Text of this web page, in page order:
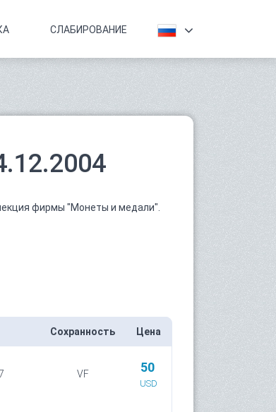
СЛАБИРОВАНИЕ
фирмы "Монеты и медали".
Сохранность Цена
VF 50
USD